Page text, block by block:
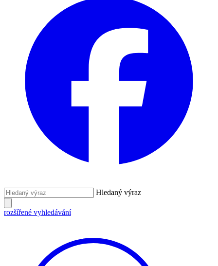
Hledaný výraz
rozšířené vyhledávání